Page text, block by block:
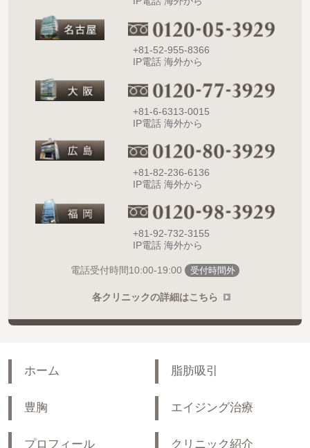
+81-52-955-8366
IP電話 海外から
+81-6-6313-0015
IP電話 海外から
+81-82-236-6136
IP電話 海外から
+81-92-732-3155
IP電話 海外から
電話受付時間10:00-19:00 受付時間外
各クリニックの詳細はこちら
ホーム 脂肪吸引
豊胸 エイジング治療
プロフィール クリニック紹介